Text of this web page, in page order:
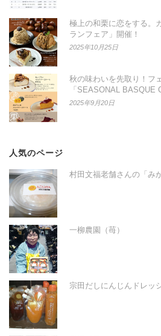
極上の和栗に恋をする。
ランフェア」開催！
2025年10月25日
秋の味わいを先取り！フ
「SEASONAL BASQUE
2025年9月20日
人気のページ
村田文福老舗さんの「み
一柳農園（苺）
宗田だしにんじんドレッ